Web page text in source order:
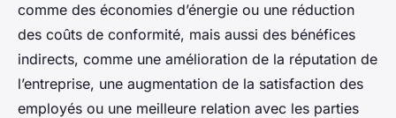
comme des économies d’énergie ou une réduction
des coûts de conformité, mais aussi des bénéfices
indirects, comme une amélioration de la réputation de
l’entreprise, une augmentation de la satisfaction des
employés ou une meilleure relation avec les parties